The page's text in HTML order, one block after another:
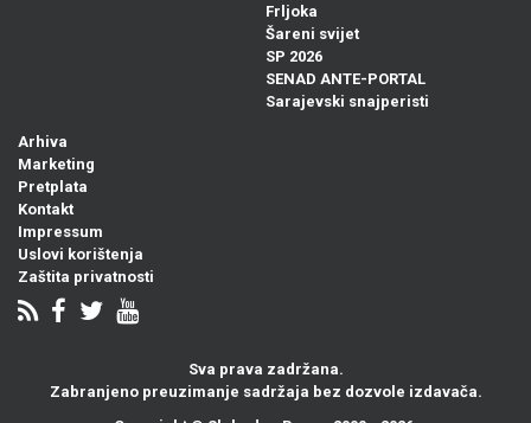
Frljoka
Šareni svijet
SP 2026
SENAD ANTE-PORTAL
Sarajevski snajperisti
Arhiva
Marketing
Pretplata
Kontakt
Impressum
Uslovi korištenja
Zaštita privatnosti
Sva prava zadržana.
Zabranjeno preuzimanje sadržaja bez dozvole izdavača.